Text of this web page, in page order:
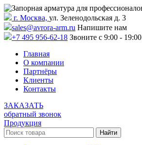
г. Москва, ул. Зеленодольская д. 3
sales@avrora-arm.ru Напишите нам
+7 495 956-62-18 Звоните с 9:00 - 19:00
Главная
О компании
Партнёры
Клиенты
Контакты
ЗАКАЗАТЬ
обратный звонок
Продукция